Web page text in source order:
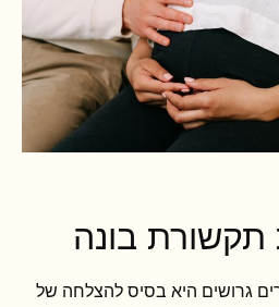
תקשורת בונה
גרושים היא בסיס להצלחה של